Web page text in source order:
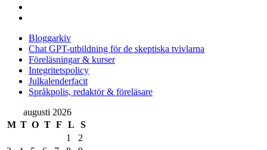
Bloggarkiv
Chat GPT-utbildning för de skeptiska tvivlarna
Föreläsningar & kurser
Integritetspolicy
Julkalenderfacit
Språkpolis, redaktör & föreläsare
Sidopanel
augusti 2026
M T O T F L
S
1
2